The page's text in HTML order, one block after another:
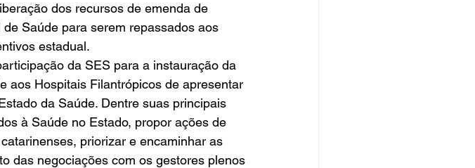
dos recursos de emenda de
Saúde para serem repassados aos
estadual.
da SES para a instauração da
aos Hospitais Filantrópicos de apresentar
da Saúde. Dentre suas principais
à Saúde no Estado, propor ações de
priorizar e encaminhar as
das negociações com os gestores plenos